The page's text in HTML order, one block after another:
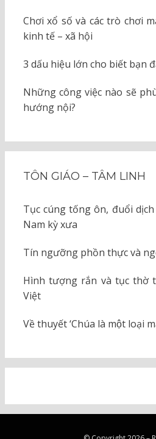
Chơi xổ số và các trò chơi
kinh tế – xã hội
3 dấu hiệu lớn cho biết bạn
Những công việc nào sẽ
hướng nội?
TÔN GIÁO – TÂM LINH
Tục cúng tống ôn, đuổi
Nam kỳ xưa
Tín ngưỡng phồn thực và
Hình tượng rắn và tục thờ
Việt
Về thuyết ‘Chúa là một loại